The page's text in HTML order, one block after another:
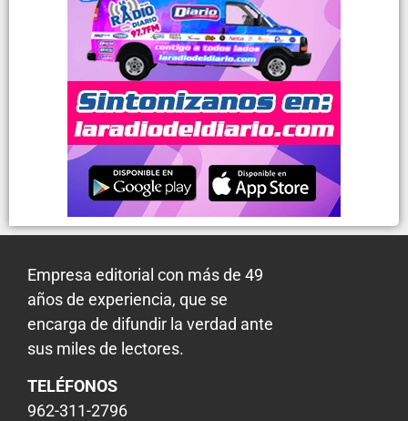
Empresa editorial con más de 49
años de experiencia, que se
encarga de difundir la verdad ante
sus miles de lectores.
TELÉFONOS
962-311-2796